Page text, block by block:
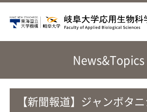
News&Topics
【新聞報道】ジャンボタ